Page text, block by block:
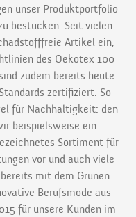
unser Produktportfolio
bestücken. Seit vielen
Artikel ein,
des Oekotex 100
zudem bereits heute
zertifiziert. So
für Nachhaltigkeit: den
beispielsweise ein
Sortiment für
vor und auch viele
mit dem Grünen
Berufsmode aus
für unsere Kunden im